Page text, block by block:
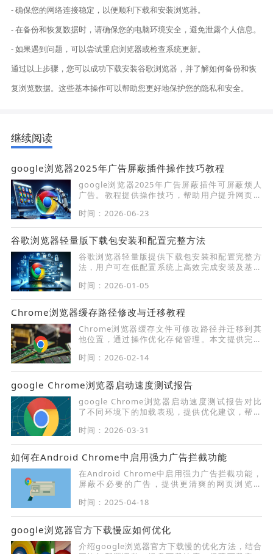
- 确保您的网络连接稳定，以便顺利下载和安装浏览器。
- 在备份和恢复数据时，请确保您的电脑环境安全，避免泄露个人信息。
- 如果遇到问题，可以尝试重启浏览器或检查系统更新。
通过以上步骤，您可以成功下载安装谷歌浏览器，并了解如何备份和恢
复浏览数据。这些基本操作可以帮助您更好地保护您的隐私和安全。
继续阅读
google浏览器2025年广告屏蔽插件操作技巧教程
google浏览器2025年广告屏蔽插件可屏蔽烦人
广告。教程提供操作技巧，帮助用户提升网页浏
时间：2026-06-23
谷歌浏览器轻量版下载包安装和配置完整方法
谷歌浏览器轻量版提供下载包安装和配置完整方
法，用户可在低配置系统上高效完成安装及基础
高操作效率。
时间：2026-01-05
Chrome浏览器缓存路径修改与迁移教程
Chrome浏览器缓存文件可修改路径并迁移到其
他位置，通过操作优化存储管理。本文提供完整
时间：2026-02-14
google Chrome浏览器启动速度测试报告
google Chrome浏览器启动速度测试报告对比
了不同环境下的加载表现，提供优化建议，帮助
时间：2026-03-31
如何在Android Chrome中启用强力广告拦截功能
在Android Chrome中启用强力广告拦截功能，
屏蔽不必要的广告，提供更清爽的网页浏览体
时间：2025-04-18
google浏览器官方下载慢应如何优化
介绍google浏览器官方下载慢的优化方法，结合